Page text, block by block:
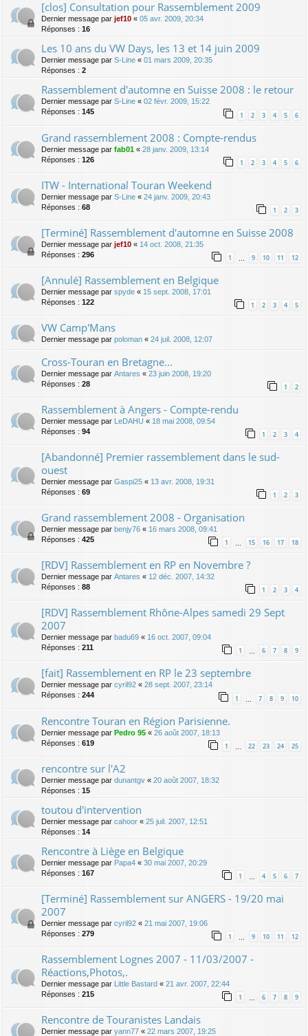
[clos] Consultation pour Rassemblement 2009
Dernier message par jef10 « 05 avr. 2009, 20:34
Réponses : 16
Les 10 ans du VW Days, les 13 et 14 juin 2009
Dernier message par S-Line « 01 mars 2009, 20:35
Réponses : 2
Rassemblement d'automne en Suisse 2008 : le retour
Dernier message par S-Line « 02 févr. 2009, 15:22
Réponses : 145 1 2 3 4 5 6
Grand rassemblement 2008 : Compte-rendus
Dernier message par fab01 « 28 janv. 2009, 13:14
Réponses : 126 1 2 3 4 5 6
ITW - International Touran Weekend
Dernier message par S-Line « 24 janv. 2009, 20:43
Réponses : 68 1 2 3
[Terminé] Rassemblement d'automne en Suisse 2008
Dernier message par jef10 « 14 oct. 2008, 21:35
Réponses : 296 1 9 10 11 12
[Annulé] Rassemblement en Belgique
Dernier message par spyde « 15 sept. 2008, 17:01
Réponses : 122 1 2 3 4 5
VW Camp'Mans
Dernier message par poloman « 24 juil. 2008, 12:07
Cross-Touran en Bretagne...
Dernier message par Antares « 23 juin 2008, 19:20
Réponses : 28 1 2
Rassemblement à Angers - Compte-rendu
Dernier message par LeDAHU « 18 mai 2008, 09:54
Réponses : 94 1 2 3 4
[Abandonné] Premier rassemblement dans le sud-
ouest
Dernier message par Gaspi25 « 13 avr. 2008, 19:31
Réponses : 69 1 2 3
Grand rassemblement 2008 - Organisation
Dernier message par benjy76 « 16 mars 2008, 09:41
Réponses : 425 1 … 15 16 17 18
[RDV] Rassemblement en RP en Novembre ?
Dernier message par Antares « 12 déc. 2007, 14:32
Réponses : 88 1 2 3 4
[RDV] Rassemblement Rhône-Alpes samedi 29 Sept
2007
Dernier message par badu69 « 16 oct. 2007, 09:04
Réponses : 211 1 … 6 7 8 9
[fait] Rassemblement en RP le 23 septembre
Dernier message par cyril92 « 28 sept. 2007, 23:14
Réponses : 244 1 7 8 9 10
Rencontre Touran en Région Parisienne.
Dernier message par Pedro 95 « 26 août 2007, 18:13
Réponses : 619 1 22 23 24 25
rencontre sur l'A2
Dernier message par dunantgv « 20 août 2007, 18:32
Réponses : 15
toutou d'intervention
Dernier message par cahoor « 25 juil. 2007, 12:51
Réponses : 14
Rencontre à Liège en Belgique
Dernier message par Papa4 « 30 mai 2007, 20:29
Réponses : 167 1 4 5 6 7
[Terminé] Rassemblement sur ANGERS - 19/20 mai
2007
Dernier message par cyril92 « 21 mai 2007, 19:06
Réponses : 279 1 9 10 11 12
Rassemblement Lognes 2007 - 11/03/2007 -
Réactions,Photos,.
Dernier message par Little Bastard « 21 avr. 2007, 22:44
Réponses : 215 1 6 7 8 9
Rencontre de Touranistes Landais
Dernier message par yann77 « 22 mars 2007, 19:25